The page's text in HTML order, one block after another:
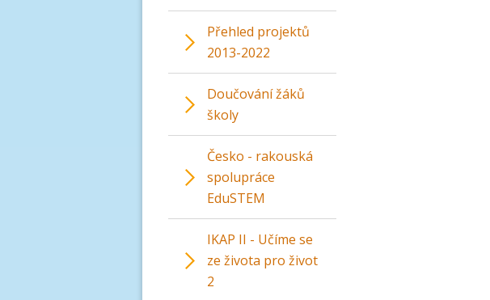
Přehled projektů
2013-2022
Doučování žáků
školy
Česko - rakouská
spolupráce
EduSTEM
IKAP II - Učíme se
ze života pro život
2